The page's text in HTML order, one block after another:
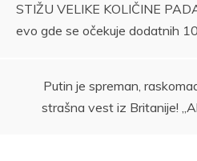
članka
STIŽU VELIKE KOLIČINE
evo gde se očekuje dodatnih
Putin je spreman,
strašna vest iz Britanije!